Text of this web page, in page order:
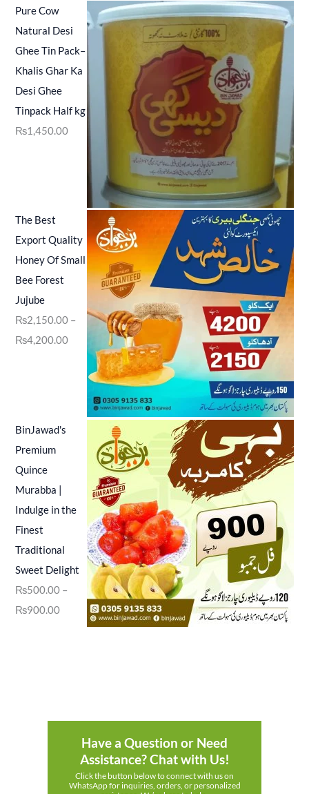
Pure Cow
Natural Desi
Ghee Tin Pack–
Khalis Ghar Ka
Desi Ghee
Tinpack Half kg
₨1,450.00
The Best
Export Quality
Honey Of Small
Bee Forest
Jujube
₨2,150.00 –
₨4,200.00
BinJawad's
Premium
Quince
Murabba |
Indulge in the
Finest
Traditional
Sweet Delight
₨500.00 –
₨900.00
Have a Question or Need
Assistance? Chat with Us!
Click the button below to connect with us on
WhatsApp for inquiries, orders, or personalized